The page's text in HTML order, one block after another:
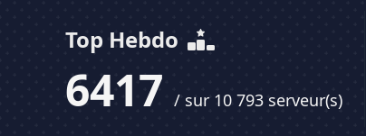
Top Hebdo
6417 / sur 10 793 serveur(s)